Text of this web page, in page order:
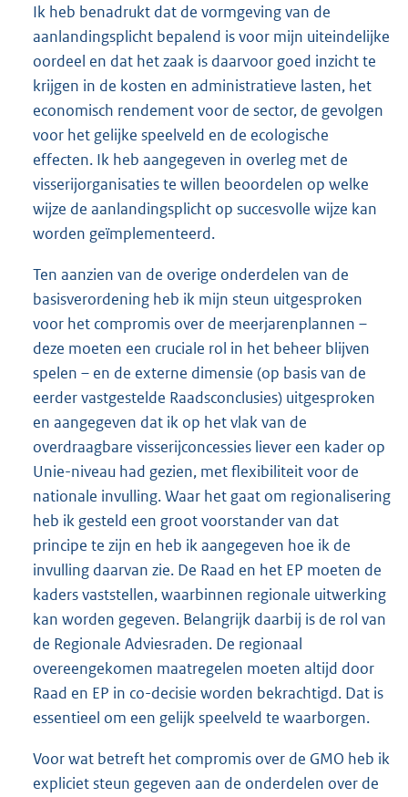
Ik heb benadrukt dat de vormgeving van de
aanlandingsplicht bepalend is voor mijn uiteindelijke
oordeel en dat het zaak is daarvoor goed inzicht te
krijgen in de kosten en administratieve lasten, het
economisch rendement voor de sector, de gevolgen
voor het gelijke speelveld en de ecologische
effecten. Ik heb aangegeven in overleg met de
visserijorganisaties te willen beoordelen op welke
wijze de aanlandingsplicht op succesvolle wijze kan
worden geïmplementeerd.
Ten aanzien van de overige onderdelen van de
basisverordening heb ik mijn steun uitgesproken
voor het compromis over de meerjarenplannen –
deze moeten een cruciale rol in het beheer blijven
spelen – en de externe dimensie (op basis van de
eerder vastgestelde Raadsconclusies) uitgesproken
en aangegeven dat ik op het vlak van de
overdraagbare visserijconcessies liever een kader op
Unie-niveau had gezien, met flexibiliteit voor de
nationale invulling. Waar het gaat om regionalisering
heb ik gesteld een groot voorstander van dat
principe te zijn en heb ik aangegeven hoe ik de
invulling daarvan zie. De Raad en het EP moeten de
kaders vaststellen, waarbinnen regionale uitwerking
kan worden gegeven. Belangrijk daarbij is de rol van
de Regionale Adviesraden. De regionaal
overeengekomen maatregelen moeten altijd door
Raad en EP in co-decisie worden bekrachtigd. Dat is
essentieel om een gelijk speelveld te waarborgen.
Voor wat betreft het compromis over de GMO heb ik
expliciet steun gegeven aan de onderdelen over de